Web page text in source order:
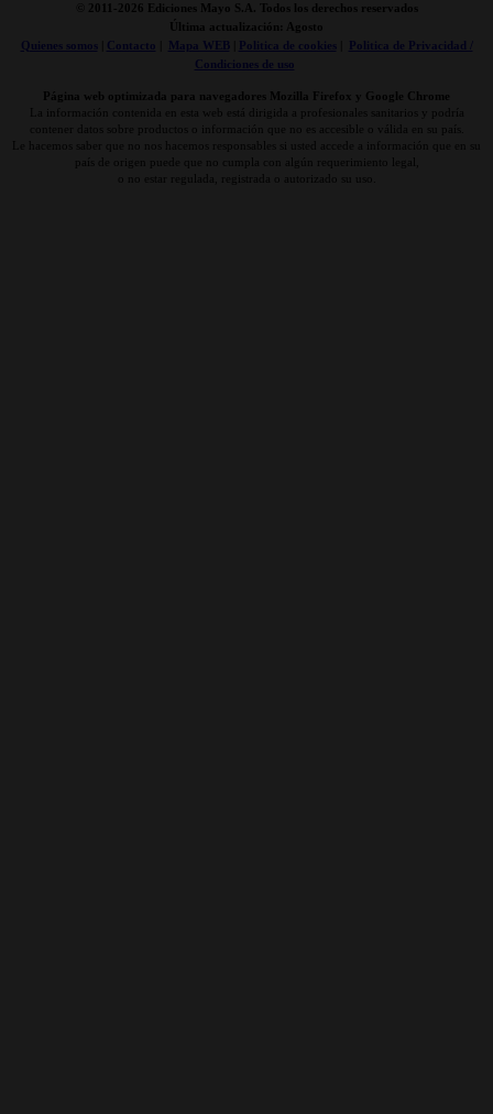
© 2011- 2026 Ediciones Mayo S.A. Todos los derechos reservados
Última actualización: Agosto
Quienes somos| Contacto Mapa WEB| Politica de cookies|
Politica de Privacidad /
Condiciones de uso
Página web optimizada para navegadores Mozilla Firefox y Google Chrome
La información contenida en esta web está dirigida a profesionales sanitarios y podría
contener datos sobre productos o información que no es accesible o válida en su país.
Le hacemos saber que no nos hacemos responsables si usted accede a información que en su
país de origen puede que no cumpla con algún requerimiento legal,
o no estar regulada, registrada o autorizado su uso.